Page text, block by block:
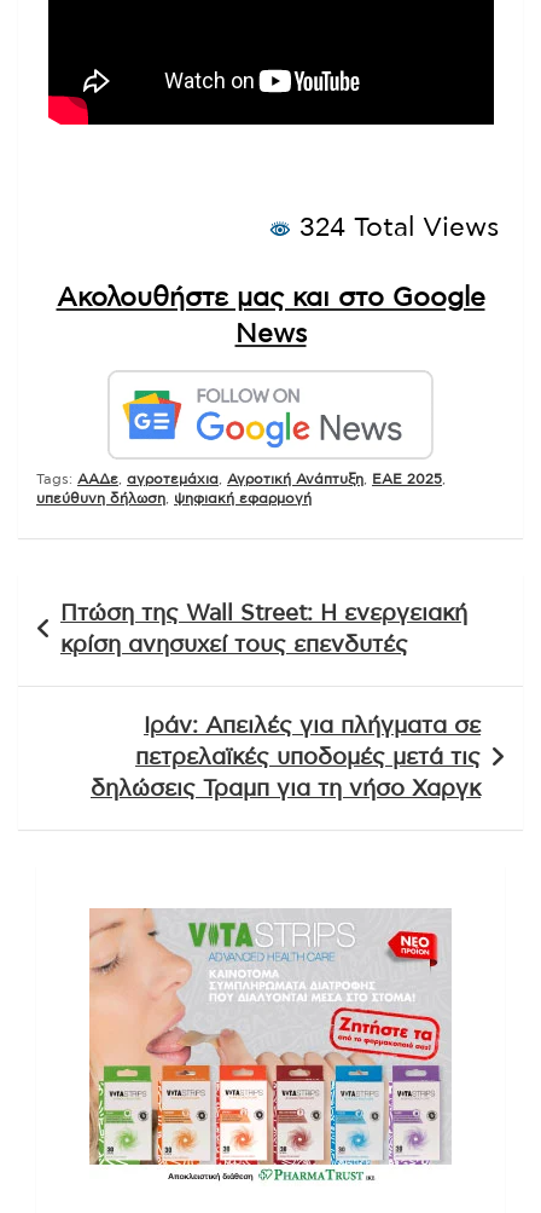
324 Total Views
Ακολουθήστε μας και στο Google
News
Tags: ΑΑΔε αγροτεμάχια Αγροτική Ανάπτυξη ΕΑΕ 2025
υπεύθυνη δήλωση
ψηφιακή εφαρμογή
άρθρων
Πτώση της Wall Street: Η ενεργειακή
κρίση ανησυχεί τους επενδυτές
Ιράν: Απειλές για πλήγματα σε
πετρελαϊκές υποδομές μετά τις
δηλώσεις Τραμπ για τη νήσο Χαργκ